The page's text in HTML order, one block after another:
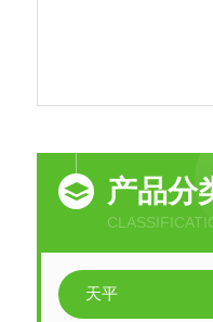
产品分
天平